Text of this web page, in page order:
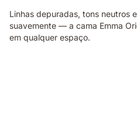
Linhas depuradas, tons neutros
suavemente — a cama Emma
em qualquer espaço.